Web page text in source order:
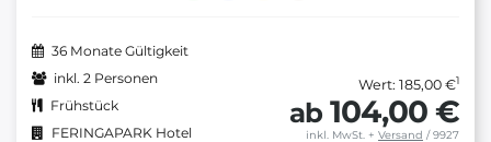
36 Monate Gültigkeit
inkl. 2 Personen
Frühstück
FERINGAPARK Hotel
Wert: 185,00 €1
ab 104,00 €
inkl. MwSt. + Versand / 9927